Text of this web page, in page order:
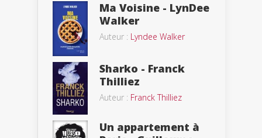
Ma Voisine - LynDee
Walker
Auteur : Lyndee Walker
Sharko - Franck
Thilliez
Auteur : Franck Thilliez
Un appartement à